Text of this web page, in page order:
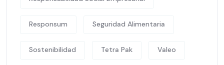
Responsum Seguridad Alimentaria
Sostenibilidad Tetra Pak Valeo